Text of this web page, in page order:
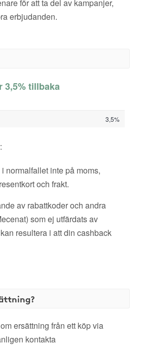
för att ta del av kampanjer,
erbjudanden.
3,5% tillbaka
3,5%
:
normalfallet inte på moms,
och frakt.
av rabattkoder och andra
som ej utfärdats av
resultera i att din cashback
ersättning från ett köp via
kontakta